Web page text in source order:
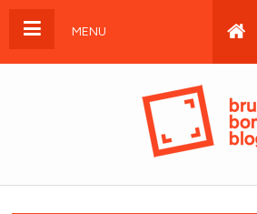
MENU